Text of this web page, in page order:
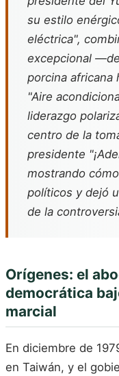
su estilo
eléctrica",
excepcional
porcina africana
"Aire
liderazgo
centro de la
presidente
mostrando
políticos y dejó
de la
Orígenes: el
democrática
marcial
En diciembre de
en Taiwán, y el